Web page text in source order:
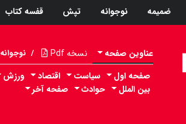
ضمیمه نوجوانه تپش قفسه کتاب
عناوین صفحه نسخه Pdf / نوجوانه
صفحه اول سیاست اقتصاد ورزش
بین الملل
حوادث صفحه آخر